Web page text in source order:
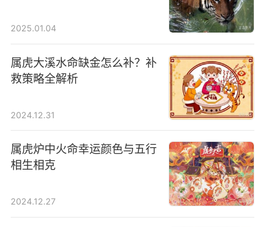
2025.01.04
属虎大溪水命缺金怎么补？补
救策略全解析
2024.12.31
属虎炉中火命幸运颜色与五行
相生相克
2024.12.27